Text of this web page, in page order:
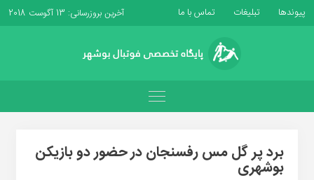
پیوندها تبلیغات تماس با ما آخرین بروزرسانی: 13 آگوست 2018
برد پر گل مس رفسنجان در حضور دو بازیکن
بوشهری